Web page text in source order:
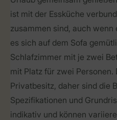
ist mit der Essküche
zusammen sind, auch
es sich auf dem Sofa
Schlafzimmer mit je zwei
mit Platz für zwei Personen.
Privatbesitz, daher sind die
Spezifikationen und
indikativ und können